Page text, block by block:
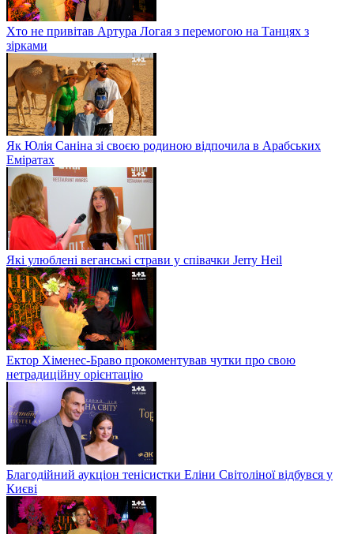
Хто не привітав Артура Логая з перемогою на Танцях з
зірками
Як Юлія Саніна зі своєю родиною відпочила в Арабських
Еміратах
Які улюблені веганські страви у співачки Jerry Heil
Ектор Хіменес-Браво прокоментував чутки про свою
нетрадиційну орієнтацію
Благодійний аукціон тенісистки Еліни Світоліної відбувся у
Києві